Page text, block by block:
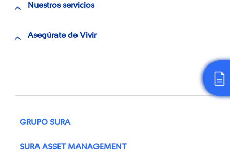
Nuestros servicios
Asegúrate de Vivir
GRUPO SURA
SURA ASSET MANAGEMENT